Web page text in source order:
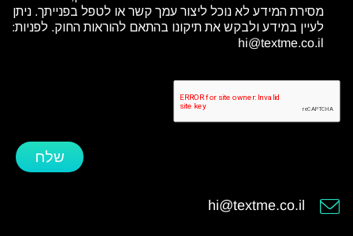
מסירת המידע לא נוכל ליצור עמך קשר או לטפל בפנייתך. ניתן
לעיין במידע ולבקש את תיקונו בהתאם להוראות החוק. לפניות:
hi@textme.co.il
שלח
hi@textme.co.il